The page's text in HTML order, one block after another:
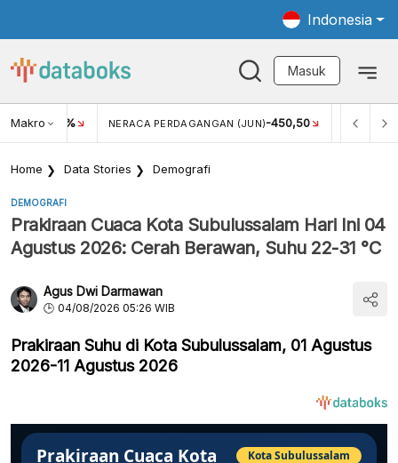
Indonesia
Masuk
Makro
(JUN)-450,50 EKSPOR MIGAS (JUN)1,07 IMPOR MIGAS (MEI)
Home Data Stories Demografi
DEMOGRAFI
Prakiraan Cuaca Kota Subulussalam Hari Ini 04
Agustus 2026: Cerah Berawan, Suhu 22-31 °C
Agus Dwi Darmawan
04/08/2026 05:26 WIB
Prakiraan Suhu di Kota Subulussalam, 01 Agustus
2026-11 Agustus 2026